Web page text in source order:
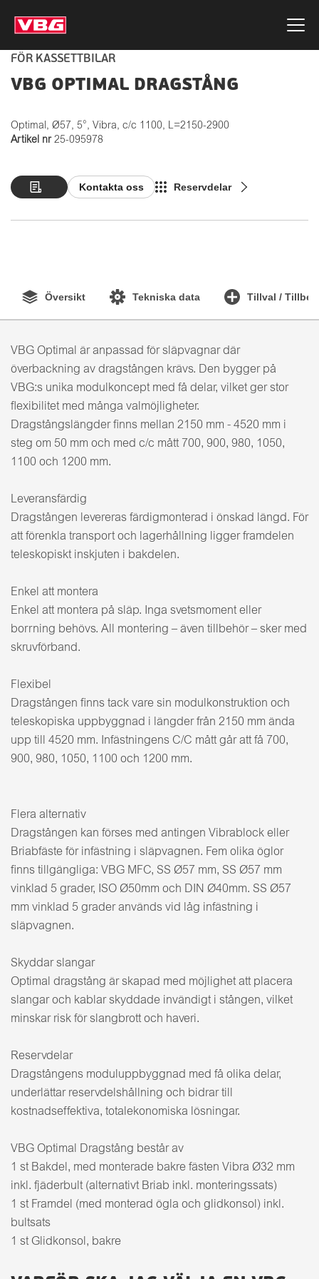
FÖR KASSETTBILAR
VBG OPTIMAL DRAGSTÅNG
Optimal, Ø57, 5°, Vibra, c/c 1100, L=2150-2900
Artikel nr 25-095978
Kontakta oss Reservdelar
Översikt Tekniska data Tillval /
VBG Optimal är anpassad för släpvagnar där
överbackning av dragstången krävs. Den bygger på
VBG:s unika modulkoncept med få delar, vilket ger stor
flexibilitet med många valmöjligheter.
Dragstångslängder finns mellan 2150 mm - 4520 mm i
steg om 50 mm och med c/c mått 700, 900, 980, 1050,
1100 och 1200 mm.
Leveransfärdig
Dragstången levereras färdigmonterad i önskad längd. För
att förenkla transport och lagerhållning ligger framdelen
teleskopiskt inskjuten i bakdelen.
Enkel att montera
Enkel att montera på släp. Inga svetsmoment eller
borrning behövs. All montering – även tillbehör – sker med
skruvförband.
Flexibel
Dragstången finns tack vare sin modulkonstruktion och
teleskopiska uppbyggnad i längder från 2150 mm ända
upp till 4520 mm. Infästningens C/C mått går att få 700,
900, 980, 1050, 1100 och 1200 mm.
Flera alternativ
Dragstången kan förses med antingen Vibrablock eller
Briabfäste för infästning i släpvagnen. Fem olika öglor
finns tillgängliga: VBG MFC, SS Ø57 mm, SS Ø57 mm
vinklad 5 grader, ISO Ø50mm och DIN Ø40mm. SS Ø57
mm vinklad 5 grader används vid låg infästning i
släpvagnen.
Skyddar slangar
Optimal dragstång är skapad med möjlighet att placera
slangar och kablar skyddade invändigt i stången, vilket
minskar risk för slangbrott och haveri.
Reservdelar
Dragstångens moduluppbyggnad med få olika delar,
underlättar reservdelshållning och bidrar till
kostnadseffektiva, totalekonomiska lösningar.
VBG Optimal Dragstång består av
1 st Bakdel, med monterade bakre fästen Vibra Ø32 mm
inkl. fjäderbult (alternativt Briab inkl. monteringssats)
1 st Framdel (med monterad ögla och glidkonsol) inkl.
bultsats
1 st Glidkonsol, bakre